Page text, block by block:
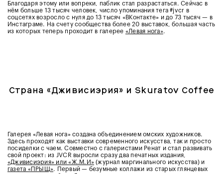
Благодаря этому или вопреки, паблик стал разрастаться. Сейчас в
нём больше 13 тысяч человек, число упоминания тега #jvcr в
соцсетях возросло с нуля до 13 тысяч «ВКонтакте» и до 73 тысяч — в
Инстаграме. На счету сообщества более 20 выставок, большая часть
из которых теперь проходит в галерее «Левая нога».
Страна «Дживисиэрия» и Skuratov Coffee
Галерея «Левая нога» создана объединением омских художников.
Здесь проходят как выставки современного искусства, так и просто
посиделки с чаем. Совместно с галеристами Ренат и стал развивать
свой проект: из JVCR выросли сразу два печатных издания,
«Дживисиэрия» или «Ж.М.И» (журнал маргинального искусства) и
газета «ПРЫЩ». Первый — безумные коллажи из старых глянцевых